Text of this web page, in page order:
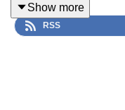
–Commander « Je
des Libraires
Show more
RSS